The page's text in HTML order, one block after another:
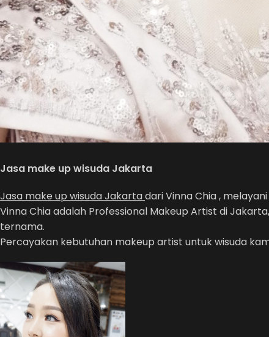
Jasa make up wisuda Jakarta
Jasa make up wisuda Jakartadari Vinna Chia ,
Vinna Chia adalah Professional Makeup Artist di
ternama.
Percayakan kebutuhan makeup artist untuk wisuda